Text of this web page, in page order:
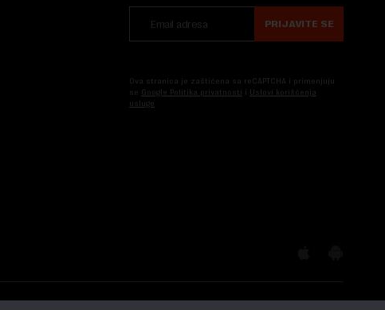
PRIJAVITE SE
Ova stranica je zaštićena sa reCAPTCHA i primenjuju
se Google Politika privatnosti i Uslovi korišćenja
usluge